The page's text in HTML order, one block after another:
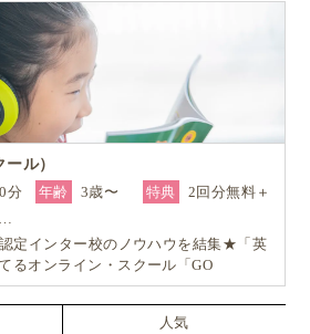
ル）
分 年齢 3歳〜 特典
2回分無料＋
定インター校のノウハウを結集★「英
るオンライン・スクール「GO
」
人気